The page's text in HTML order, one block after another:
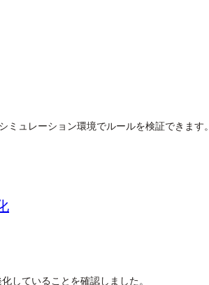
ュレーション環境でルールを検証できます。
ていることを確認しました。